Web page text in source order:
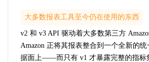
大多数报表工具至今仍在使用的东西
v2 和 v3 API 驱动着大多数第三方
Amazon 正将其报表整合到一个全新的统
据面上——而只有 v1 才暴露完整的指标